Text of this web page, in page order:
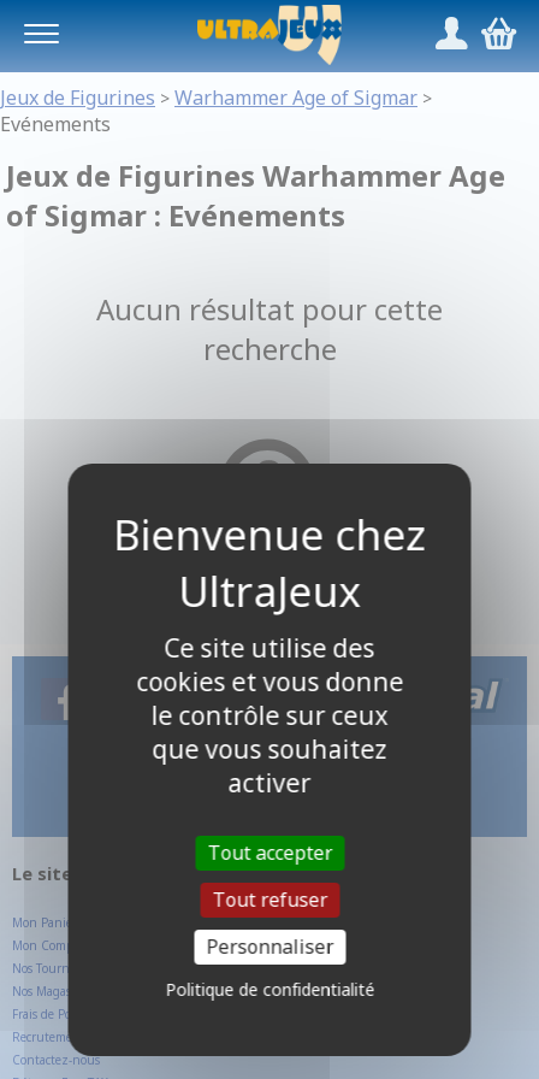
/,
Jeux de Figurines > Warhammer Age of Sigmar >
Evénements
Jeux de Figurines Warhammer Age
of Sigmar : Evénements
Aucun résultat pour cette
recherche
Le site internet UltraJeux.com
Mon Panier
Mon Compte Client
Nos Tournois
Nos Magasins
Frais de Ports
Recrutement
Contactez-nous
Ce site utilise des
cookies et vous donne
le contrôle sur ceux
que vous souhaitez
activer
Tout accepter
Tout refuser
Personnaliser
Politique de confidentialité